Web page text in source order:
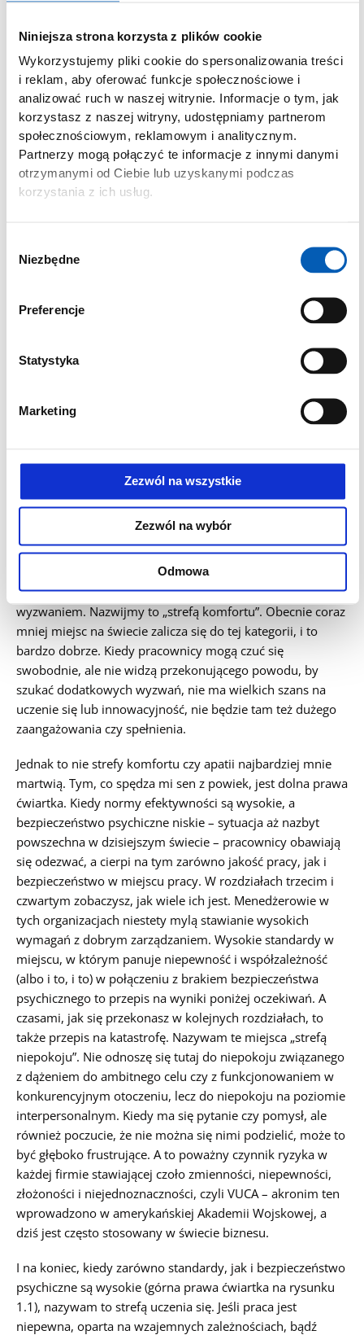
Niniejsza strona korzysta z plików cookie
Wykorzystujemy pliki cookie do spersonalizowania treści
i reklam, aby oferować funkcje społecznościowe i
analizować ruch w naszej witrynie. Informacje o tym, jak
korzystasz z naszej witryny, udostępniamy partnerom
społecznościowym, reklamowym i analitycznym.
Partnerzy mogą połączyć te informacje z innymi danymi
otrzymanymi od Ciebie lub uzyskanymi podczas
korzystania z ich usług.
zgody
Niezbędne
Preferencje
Statystyka
Marketing
Zezwól na wszystkie
Zezwól na wybór
Odmowa
którym panuje wzajemny szacunek. Oznacza to, że ludzie
uważają, że mogą – i muszą – być otwarci w pracy.
Bezpieczeństwo psychiczne sprzyja stawianiu ambitnych
celów i wspólnym dążeniu do ich osiągnięcia.
Bezpieczeństwo psychiczne zapewnia warunki do
tworzenia środowiska bardziej uczciwego, bardziej
wymagającego, w większym stopniu opartego na
współdziałaniu. Jak się przekonasz z rozdziału drugiego,
naukowcy z całego świata wykazują, że bezpieczeństwo
przedstawiono na rysunku 1.1, bezpieczeństwo psychiczne
i standardy efektywności to dwa oddzielne, równie ważne
zespół i organizację w złożonym środowisku, w którym
Kiedy zarówno bezpieczeństwo psychiczne, jak i standardy
czymś w rodzaju „strefy apatii”. Ludzie pojawiają się w
pracy, ale ich serca i umysły są gdzie indziej. Zawsze wolą
społecznościowych czy uprzykrzanie sobie wzajemnie
życia.
W miejscach, gdzie panuje wysokie bezpieczeństwo
psychiczne, ale obowiązują niskie standardy efektywności
(górna lewa ćwiartka) ludzie zwykle lubią ze sobą
pracować; są otwarci i przyjaźni, ale praca nie jest dla nich
wyzwaniem. Nazwijmy to „strefą komfortu”. Obecnie coraz
mniej miejsc na świecie zalicza się do tej kategorii, i to
bardzo dobrze. Kiedy pracownicy mogą czuć się
swobodnie, ale nie widzą przekonującego powodu, by
szukać dodatkowych wyzwań, nie ma wielkich szans na
uczenie się lub innowacyjność, nie będzie tam też dużego
zaangażowania czy spełnienia.
Jednak to nie strefy komfortu czy apatii najbardziej mnie
martwią. Tym, co spędza mi sen z powiek, jest dolna prawa
ćwiartka. Kiedy normy efektywności są wysokie, a
bezpieczeństwo psychiczne niskie – sytuacja aż nazbyt
powszechna w dzisiejszym świecie – pracownicy obawiają
się odezwać, a cierpi na tym zarówno jakość pracy, jak i
bezpieczeństwo w miejscu pracy. W rozdziałach trzecim i
czwartym zobaczysz, jak wiele ich jest. Menedżerowie w
tych organizacjach niestety mylą stawianie wysokich
wymagań z dobrym zarządzaniem. Wysokie standardy w
miejscu, w którym panuje niepewność i współzależność
(albo i to, i to) w połączeniu z brakiem bezpieczeństwa
psychicznego to przepis na wyniki poniżej oczekiwań. A
czasami, jak się przekonasz w kolejnych rozdziałach, to
także przepis na katastrofę. Nazywam te miejsca „strefą
niepokoju”. Nie odnoszę się tutaj do niepokoju związanego
z dążeniem do ambitnego celu czy z funkcjonowaniem w
konkurencyjnym otoczeniu, lecz do niepokoju na poziomie
interpersonalnym. Kiedy ma się pytanie czy pomysł, ale
również poczucie, że nie można się nimi podzielić, może to
być głęboko frustrujące. A to poważny czynnik ryzyka w
każdej firmie stawiającej czoło zmienności, niepewności,
złożoności i niejednoznaczności, czyli VUCA – akronim ten
wprowadzono w amerykańskiej Akademii Wojskowej, a
dziś jest często stosowany w świecie biznesu.
I na koniec, kiedy zarówno standardy, jak i bezpieczeństwo
psychiczne są wysokie (górna prawa ćwiartka na rysunku
1.1), nazywam to strefą uczenia się. Jeśli praca jest
niepewna, oparta na wzajemnych zależnościach, bądź